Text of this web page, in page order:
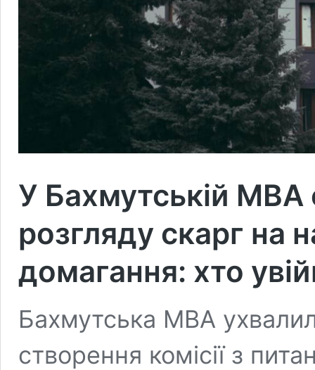
У Бахмутській
розгляду скарг на
домагання: хто
Бахмутська МВА
створення комісії з